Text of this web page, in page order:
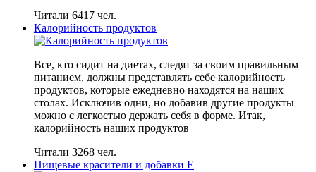
Читали 6417 чел.
Калорийность продуктов
Все, кто сидит на диетах, следят за своим правильным
питанием, должны представлять себе калорийность
продуктов, которые ежедневно находятся на наших
столах. Исключив одни, но добавив другие продукты
можно с легкостью держать себя в форме. Итак,
калорийность наших продуктов
Читали 3268 чел.
Пищевые красители и добавки Е